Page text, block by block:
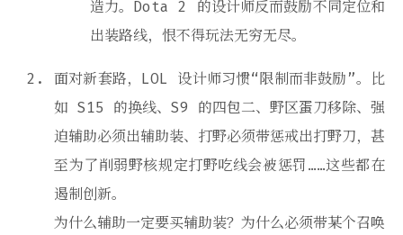
造力。Dota 2 的设计师反而鼓励不同定位和
出装路线，恨不得玩法无穷无尽。
面对新套路，LOL 设计师习惯“限制而非鼓励”。比
如 S15 的换线、S9 的四包二、野区蛋刀移除、强
迫辅助必须出辅助装、打野必须带惩戒出打野刀，甚
至为了削弱野核规定打野吃线会被惩罚……这些都在
遏制创新。
为什么辅助一定要买辅助装？为什么必须带某个召唤